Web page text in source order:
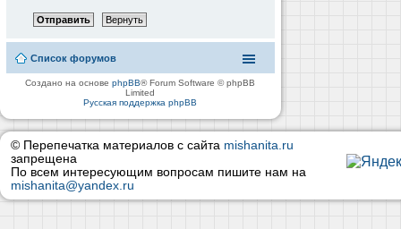
Список форумов
Создано на основеphpBB® Forum Software © phpBB
Limited
Русская поддержка phpBB
© Перепечатка материалов с сайта mishanita.ru
запрещена
По всем интересующим вопросам пишите нам на
mishanita@yandex.ru